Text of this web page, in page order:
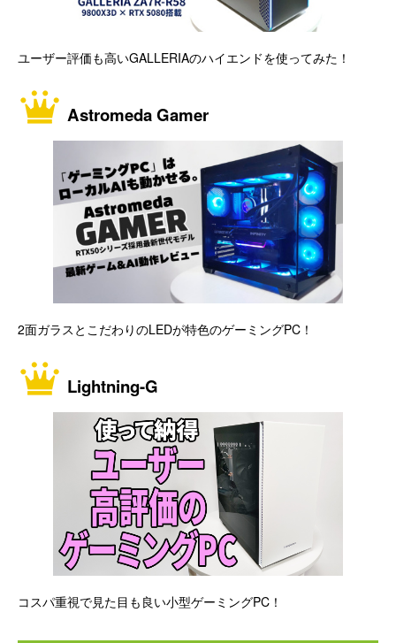
ユーザー評価も高いGALLERIAのハイエンドを使ってみた！
Astromeda Gamer
2面ガラスとこだわりのLEDが特色のゲーミングPC！
Lightning-G
コスパ重視で見た目も良い小型ゲーミングPC！